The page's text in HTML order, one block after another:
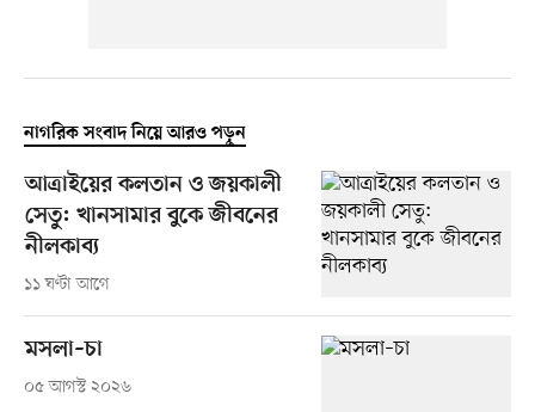
নাগরিক সংবাদ নিয়ে আরও পড়ুন
আত্রাইয়ের কলতান ও জয়কালী
সেতু: খানসামার বুকে জীবনের
নীলকাব্য
১১ ঘণ্টা আগে
মসলা–চা
০৫ আগস্ট ২০২৬